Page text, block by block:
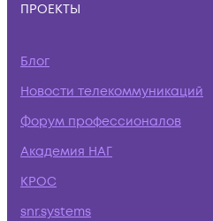
ПРОЕКТЫ
Блог
Новости телекоммуникаций
Форум профессионалов
Академия НАГ
КРОС
snr.systems